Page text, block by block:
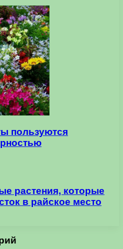
пользуются
растения, которые
в райское место